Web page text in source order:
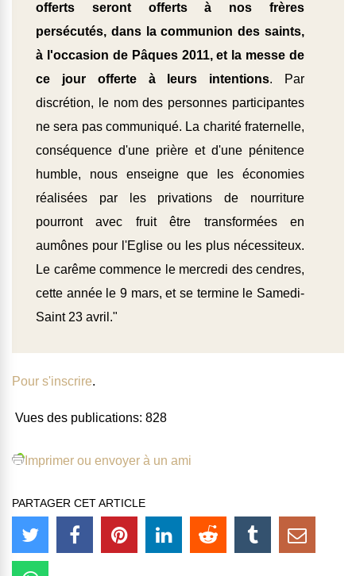
offerts seront offerts à nos frères
persécutés, dans la communion des saints,
à l'occasion de Pâques 2011, et la messe de
ce jour offerte à leurs intentions. Par
discrétion, le nom des personnes participantes
ne sera pas communiqué. La charité fraternelle,
conséquence d'une prière et d'une pénitence
humble, nous enseigne que les économies
réalisées par les privations de nourriture
pourront avec fruit être transformées en
aumônes pour l'Eglise ou les plus nécessiteux.
Le carême commence le mercredi des cendres,
cette année le 9 mars, et se termine le Samedi-
Saint 23 avril."
Pour s'inscrire.
Vues des publications: 828
Imprimer ou envoyer à un ami
PARTAGER CET ARTICLE